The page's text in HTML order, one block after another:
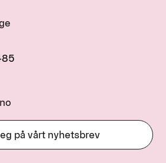
på vårt nyhetsbrev